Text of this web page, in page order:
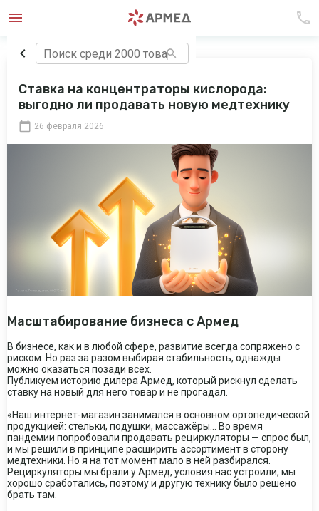
Ставка на концентраторы кислорода:
выгодно ли продавать новую медтехнику
26 февраля 2026
Масштабирование бизнеса с Армед
В бизнесе, как и в любой сфере, развитие всегда сопряжено с
риском. Но раз за разом выбирая стабильность, однажды
можно оказаться позади всех.
Публикуем историю дилера Армед, который рискнул сделать
ставку на новый для него товар и не прогадал.
«Наш интернет-магазин занимался в основном ортопедической
продукцией: стельки, подушки, массажёры… Во время
пандемии попробовали продавать рециркуляторы — спрос был,
и мы решили в принципе расширить ассортимент в сторону
медтехники. Но я на тот момент мало в ней разбирался.
Рециркуляторы мы брали у Армед, условия нас устроили, мы
хорошо сработались, поэтому и другую технику было решено
брать там.